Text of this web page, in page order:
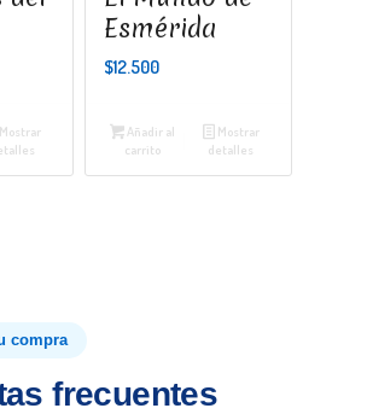
Mostrar
Esmérida
$12.500
Añadir al
carrito
Mostrar
detalles
compra
frecuentes